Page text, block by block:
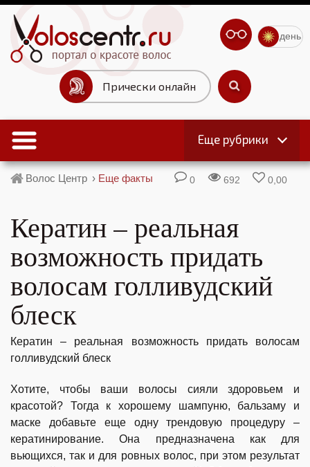
Прически онлайн
день
Еще рубрики
Волос Центр › Еще факты 0 692 0,00
Кератин – реальная
возможность придать
волосам голливудский
блеск
Кератин – реальная возможность придать волосам
голливудский блеск
Хотите, чтобы ваши волосы сияли здоровьем и
красотой? Тогда к хорошему шампуню, бальзаму и
маске добавьте еще одну трендовую процедуру –
кератинирование. Она предназначена как для
вьющихся, так и для ровных волос, при этом результат